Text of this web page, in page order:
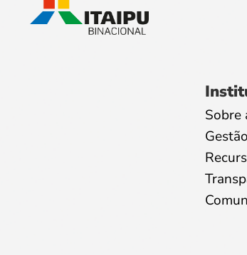
Sobre
Gestão